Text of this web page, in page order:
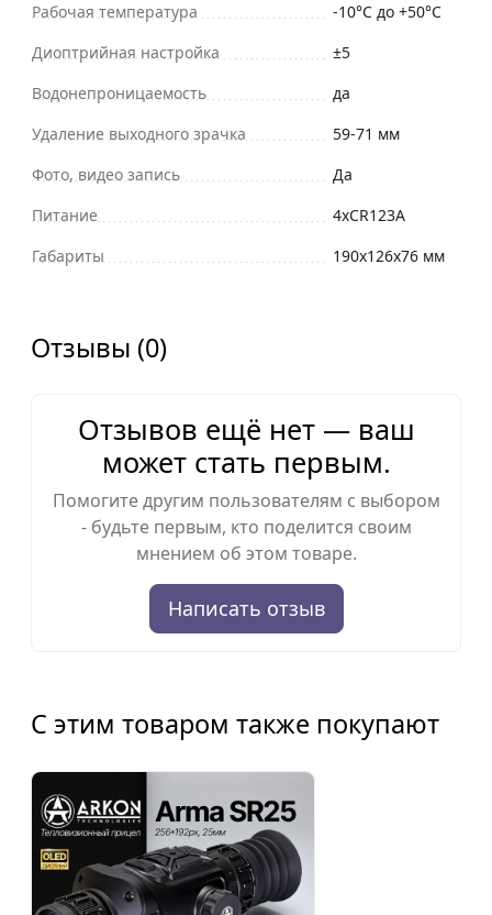
Рабочая температура
-10°C до +50°C
Диоптрийная настройка
±5
Водонепроницаемость
да
Удаление выходного зрачка
59-71 мм
Фото, видео запись
Да
Питание
4xCR123A
Габариты
190х126х76 мм
Отзывы (0)
Отзывов ещё нет — ваш
может стать первым.
Помогите другим пользователям с выбором
- будьте первым, кто поделится своим
мнением об этом товаре.
Написать отзыв
С этим товаром также покупают